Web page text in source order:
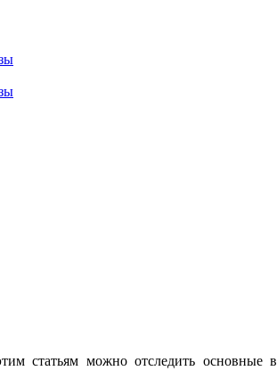
статьям можно отследить основные